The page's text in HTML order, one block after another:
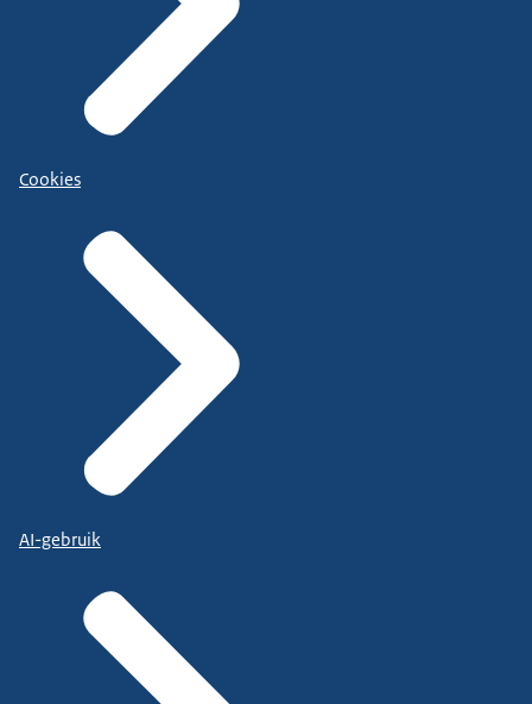
Cookies
AI-gebruik